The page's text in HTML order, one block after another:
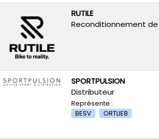
RUTILE
Reconditionnement
SPORTPULSION
Distributeur
Représente :
BESV
ORTLIEB